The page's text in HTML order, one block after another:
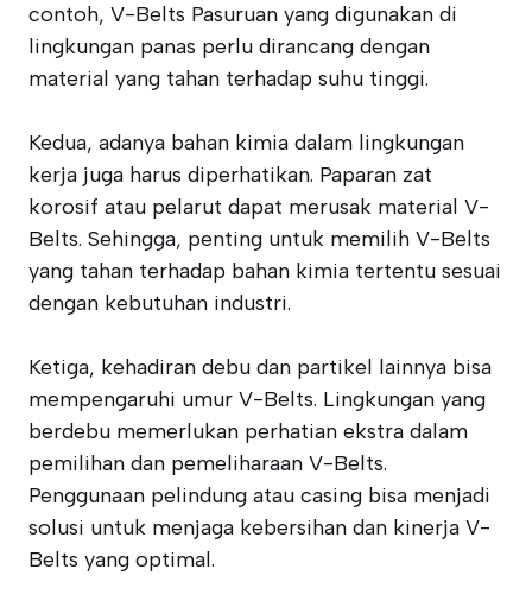
contoh, V-Belts Pasuruan yang digunakan di
lingkungan panas perlu dirancang dengan
material yang tahan terhadap suhu tinggi.
Kedua, adanya bahan kimia dalam lingkungan
kerja juga harus diperhatikan. Paparan zat
korosif atau pelarut dapat merusak material V-
Belts. Sehingga, penting untuk memilih V-Belts
yang tahan terhadap bahan kimia tertentu sesuai
dengan kebutuhan industri.
Ketiga, kehadiran debu dan partikel lainnya bisa
mempengaruhi umur V-Belts. Lingkungan yang
berdebu memerlukan perhatian ekstra dalam
pemilihan dan pemeliharaan V-Belts.
Penggunaan pelindung atau casing bisa menjadi
solusi untuk menjaga kebersihan dan kinerja V-
Belts yang optimal.